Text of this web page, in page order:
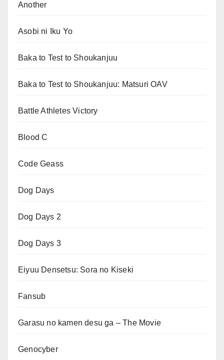
Another
Asobi ni Iku Yo
Baka to Test to Shoukanjuu
Baka to Test to Shoukanjuu: Matsuri OAV
Battle Athletes Victory
Blood C
Code Geass
Dog Days
Dog Days 2
Dog Days 3
Eiyuu Densetsu: Sora no Kiseki
Fansub
Garasu no kamen desu ga – The Movie
Genocyber